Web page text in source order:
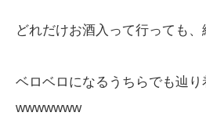
どれだけお酒入って行っても、
ベロベロになるうちらでも辿
wwwwwww